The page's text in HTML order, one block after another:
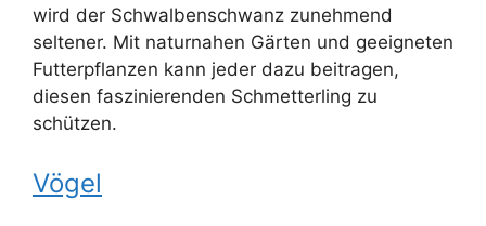
wird der Schwalbenschwanz zunehmend
seltener. Mit naturnahen Gärten und geeigneten
Futterpflanzen kann jeder dazu beitragen,
diesen faszinierenden Schmetterling zu
schützen.
Vögel